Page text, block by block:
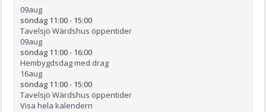
09aug
söndag 11:00- 15:00
Tavelsjö Wärdshus öppentider
09aug
söndag 11:00- 16:00
Hembygdsdag med drag
16aug
söndag 11:00- 15:00
Tavelsjö Wärdshus öppentider
Visa hela kalendern